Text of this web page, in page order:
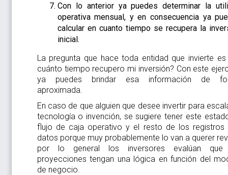
Con lo anterior ya puedes determinar la
operativa mensual, y en consecuencia ya
calcular en cuanto tiempo se recupera la
inicial.
La pregunta que hace toda entidad que invierte es
cuánto tiempo recupero mi inversión? Con este
ya puedes brindar esa información de
aproximada.
En caso de que alguien que desee invertir para
tecnología o invención, se sugiere tener este
flujo de caja operativo y el resto de los registros
datos porque muy probablemente lo van a querer
por lo general los inversores evalúan que
proyecciones tengan una lógica en función del
de negocio.